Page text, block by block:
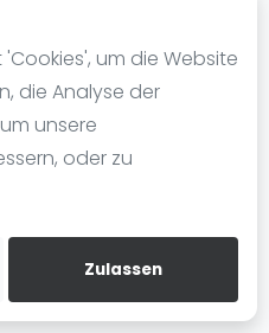
um die Website
die Analyse der
unsere
oder zu
Zulassen
erstellen